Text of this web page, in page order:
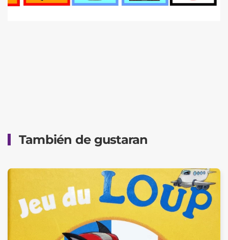
También de gustaran